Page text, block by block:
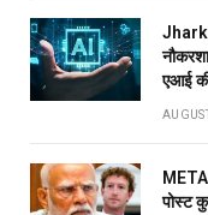
एआई
पोस्ट